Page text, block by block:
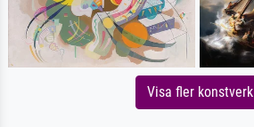
Visa fler konstverk